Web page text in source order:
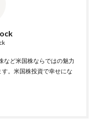
など米国株ならではの魅力
。米国株投資で幸せにな